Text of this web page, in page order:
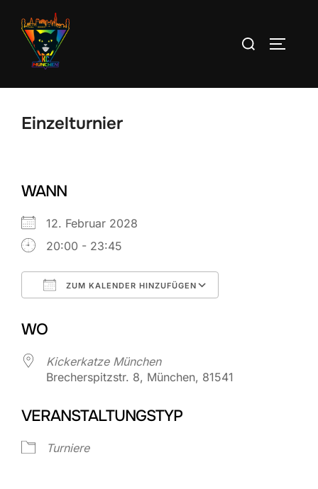
Inhalt
springen
Suchen
Einzelturnier
WANN
12. Februar 2028
20:00 - 23:45
ZUM KALENDER HINZUFÜGEN
WO
Kickerkatze München
Brecherspitzstr. 8, München, 81541
VERANSTALTUNGSTYP
Turniere